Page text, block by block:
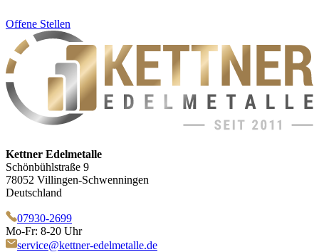
Offene Stellen
Kettner Edelmetalle
Schönbühlstraße 9
78052 Villingen-Schwenningen
Deutschland
07930-2699
Mo-Fr: 8-20 Uhr
service@kettner-edelmetalle.de